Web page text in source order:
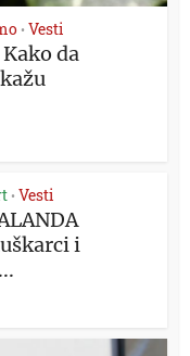
• Vesti
da
• Vesti
i